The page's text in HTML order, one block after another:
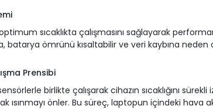
sıcaklıkta çalışmasını sağlayarak
batarya ömrünü kısaltabilir ve veri kaybına
Prensibi
birlikte çalışarak cihazın sıcaklığını
ısınmayı önler. Bu süreç, laptopun içindeki hava